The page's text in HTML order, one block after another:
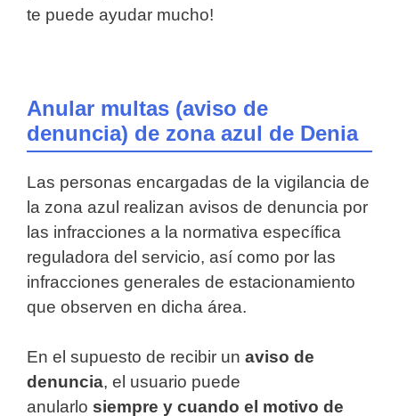
te puede ayudar mucho!
Anular multas (aviso de
denuncia) de zona azul de Denia
Las personas encargadas de la vigilancia de
la zona azul realizan avisos de denuncia por
las infracciones a la normativa específica
reguladora del servicio, así como por las
infracciones generales de estacionamiento
que observen en dicha área.
En el supuesto de recibir un aviso de
denuncia, el usuario puede
anularlo siempre y cuando el motivo de